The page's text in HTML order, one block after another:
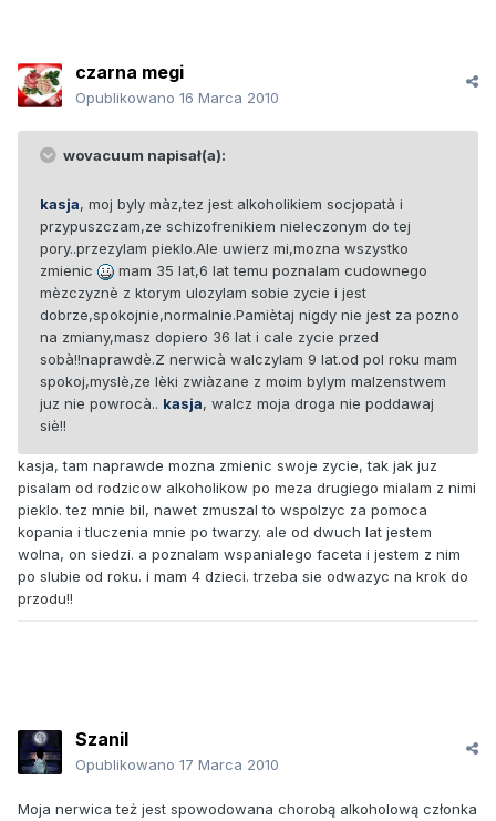
czarna megi
Opublikowano 16 Marca 2010
wovacuum napisał(a):
kasja, moj byly màz,tez jest alkoholikiem socjopatà i
przypuszczam,ze schizofrenikiem nieleczonym do tej
pory..przezylam pieklo.Ale uwierz mi,mozna wszystko
zmienic
mam 35 lat,6 lat temu poznalam cudownego
mèzczyznè z ktorym ulozylam sobie zycie i jest
dobrze,spokojnie,normalnie.Pamiètaj nigdy nie jest za pozno
na zmiany,masz dopiero 36 lat i cale zycie przed
sobà!!naprawdè.Z nerwicà walczylam 9 lat.od pol roku mam
spokoj,myslè,ze lèki zwiàzane z moim bylym malzenstwem
juz nie powrocà.. kasja, walcz moja droga nie poddawaj
siè!!
kasja, tam naprawde mozna zmienic swoje zycie, tak jak juz
pisalam od rodzicow alkoholikow po meza drugiego mialam z nimi
pieklo. tez mnie bil, nawet zmuszal to wspolzyc za pomoca
kopania i tluczenia mnie po twarzy. ale od dwuch lat jestem
wolna, on siedzi. a poznalam wspanialego faceta i jestem z nim
po slubie od roku. i mam 4 dzieci. trzeba sie odwazyc na krok do
przodu!!
Szanil
Opublikowano 17 Marca 2010
Moja nerwica też jest spowodowana chorobą alkoholową członka